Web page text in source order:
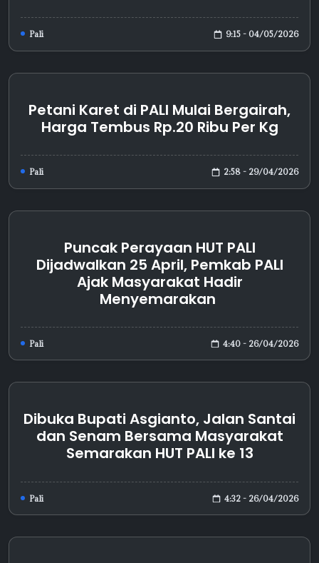
Pali 9:15 - 04/05/2026
Petani Karet di PALI Mulai Bergairah,
Harga Tembus Rp.20 Ribu Per Kg
Pali 2:58 - 29/04/2026
Puncak Perayaan HUT PALI
Dijadwalkan 25 April, Pemkab PALI
Ajak Masyarakat Hadir
Menyemarakan
Pali 4:40 - 26/04/2026
Dibuka Bupati Asgianto, Jalan Santai
dan Senam Bersama Masyarakat
Semarakan HUT PALI ke 13
Pali 4:32 - 26/04/2026